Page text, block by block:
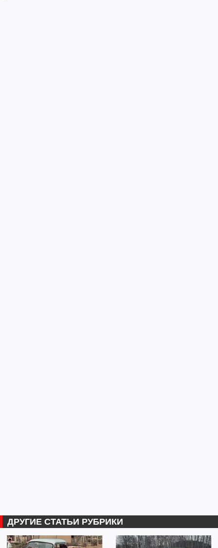
ДРУГИЕ СТАТЬИ РУБРИКИ